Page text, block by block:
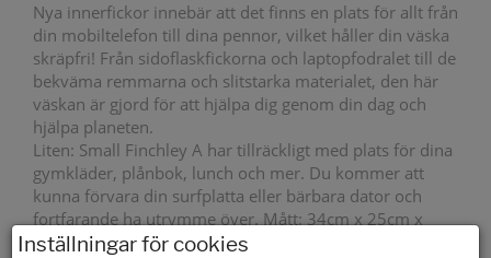
Nya innerfickor innebär att det finns en plats för allt från
din mobiltelefon till dina pennor, vilket håller din väska
skräpfri! Från sidoflaskfickorna och laptopfodralet till de
bekväma remmarna och slitstarka materialet, den här
väskan är gjord för att hjälpa dig genom din dag och
hjälpa planeten.
Liten: Small Finchley A har tillräckligt med plats för dina
gymkläder, plånbok, lunch och mer. Du kommer att
kunna förvara din surfplatta eller bärbara dator och
fortfarande ha utrymme över. Mått: 34cm x 25cm x
12cm. Kapacitet: 10 liter.
Inställningar för cookies